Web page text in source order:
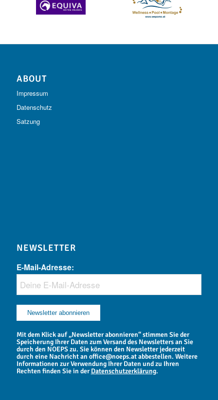
ABOUT
Impressum
Datenschutz
Satzung
NEWSLETTER
E-Mail-Adresse:
Mit dem Klick auf „Newsletter abonnieren“ stimmen Sie der
Speicherung Ihrer Daten zum Versand des Newsletters an Sie
durch den NOEPS zu. Sie können den Newsletter jederzeit
durch eine Nachricht an office@noeps.at abbestellen. Weitere
Informationen zur Verwendung Ihrer Daten und zu Ihren
Rechten finden Sie in derDatenschutzerklärung.